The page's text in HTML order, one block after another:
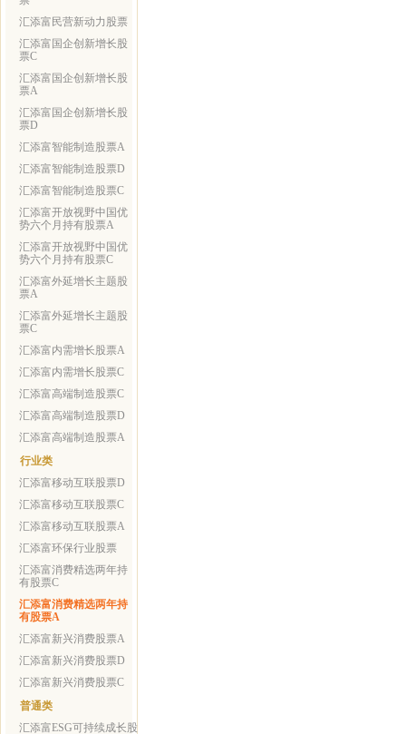
汇添富民营新动力股票
汇添富国企创新增长股
票C
汇添富国企创新增长股
票A
汇添富国企创新增长股
票D
汇添富智能制造股票A
汇添富智能制造股票D
汇添富智能制造股票C
汇添富开放视野中国优
势六个月持有股票A
汇添富开放视野中国优
势六个月持有股票C
汇添富外延增长主题股
票A
汇添富外延增长主题股
票C
汇添富内需增长股票A
汇添富内需增长股票C
汇添富高端制造股票C
汇添富高端制造股票D
汇添富高端制造股票A
行业类
汇添富移动互联股票D
汇添富移动互联股票C
汇添富移动互联股票A
汇添富环保行业股票
汇添富消费精选两年持
有股票C
汇添富消费精选两年持
有股票A
汇添富新兴消费股票A
汇添富新兴消费股票D
汇添富新兴消费股票C
普通类
汇添富ESG可持续成长股